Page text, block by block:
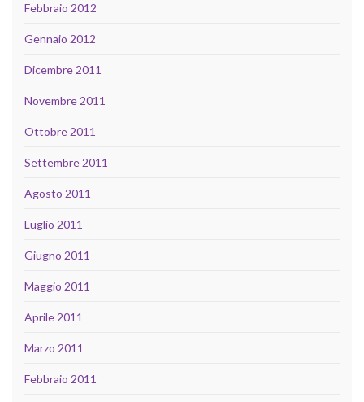
Febbraio 2012
Gennaio 2012
Dicembre 2011
Novembre 2011
Ottobre 2011
Settembre 2011
Agosto 2011
Luglio 2011
Giugno 2011
Maggio 2011
Aprile 2011
Marzo 2011
Febbraio 2011